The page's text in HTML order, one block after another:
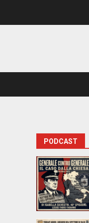
PODCAST